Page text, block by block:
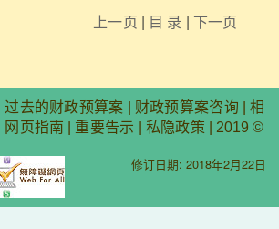
上一页 | 目 录 | 下一页
|过去的财政预算案 财政预算案咨询 |相
网页指南 重要告示 私隐政策 | 2019 ©
修订日期: 2018年2月22日